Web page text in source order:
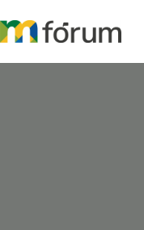
para
o